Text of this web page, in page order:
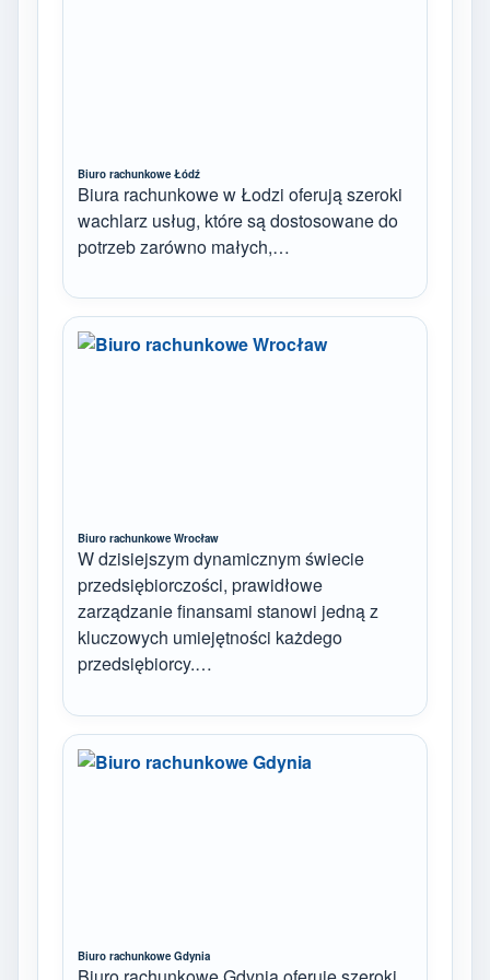
Biuro rachunkowe Łódź
Biura rachunkowe w Łodzi oferują szeroki
wachlarz usług, które są dostosowane do
potrzeb zarówno małych,…
Biuro rachunkowe Wrocław
W dzisiejszym dynamicznym świecie
przedsiębiorczości, prawidłowe
zarządzanie finansami stanowi jedną z
kluczowych umiejętności każdego
przedsiębiorcy.…
Biuro rachunkowe Gdynia